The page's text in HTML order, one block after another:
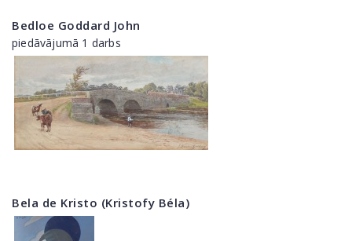
Bedloe Goddard John
piedāvājumā 1 darbs
Bela de Kristo (Kristofy Béla)